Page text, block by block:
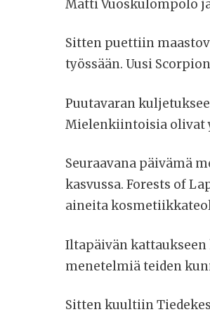
Matti Vuoskulompolo
Sitten puettiin
työssään. Uusi
Puutavaran
Mielenkiintoisia olivat
Seuraavana päivämä
kasvussa. Forests of
aineita
Iltapäivän kattaukseen
menetelmiä teiden
Sitten kuultiin